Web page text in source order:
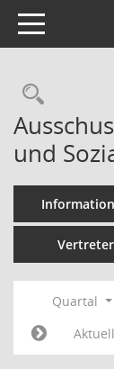
Toggle navigation
und
Vertreter
Quartal
Aktuell